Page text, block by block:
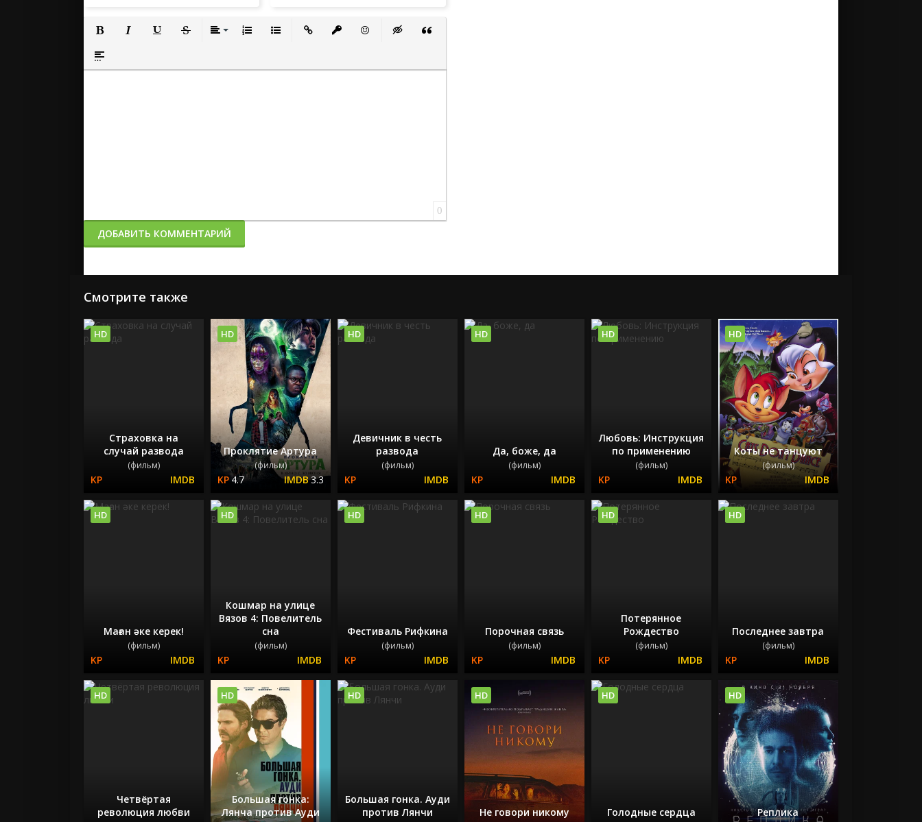
Полужирный
Вставка спойлера
0
ДОБАВИТЬ КОММЕНТАРИЙ
Смотрите также
Страховка на
случай развода
(фильм)
HD
Проклятие Артура
(фильм)
4.7 3.3
HD
Девичник в честь
развода
(фильм)
HD
Да, боже, да
(фильм)
HD
Любовь: Инструкция
по применению
(фильм)
HD
Коты не танцуют
(фильм)
HD
Маған әке керек!
(фильм)
HD
Кошмар на улице
Вязов 4: Повелитель
сна
(фильм)
HD
Фестиваль Рифкина
(фильм)
HD
Порочная связь
(фильм)
HD
Потерянное
Рождество
(фильм)
HD
Последнее завтра
(фильм)
HD
Четвёртая
революция любви
HD
Большая гонка:
Лянча против Ауди
HD
Большая гонка. Ауди
против Лянчи
HD
Не говори никому
HD
Голодные сердца
HD
Реплика
HD